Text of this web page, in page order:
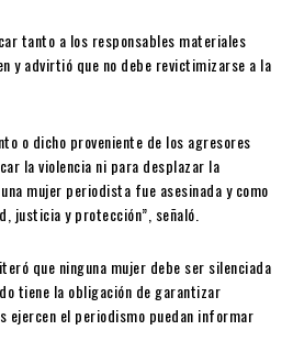
tanto a los responsables materiales
y advirtió que no debe revictimizarse a la
o dicho proveniente de los agresores
la violencia ni para desplazar la
mujer periodista fue asesinada y como
justicia y protección”, señaló.
que ninguna mujer debe ser silenciada
tiene la obligación de garantizar
ejercen el periodismo puedan informar